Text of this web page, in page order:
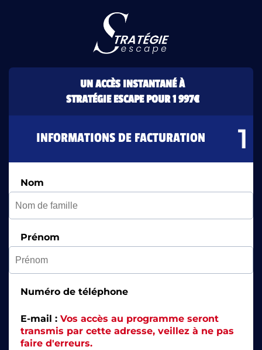
UN ACCÈS INSTANTANÉ À
STRATÉGIE ESCAPE POUR 1 997€
INFORMATIONS DE FACTURATION
Nom
Prénom
Numéro de téléphone
E-mail : Vos accès au programme seront
transmis par cette adresse, veillez à ne pas
faire d'erreurs.